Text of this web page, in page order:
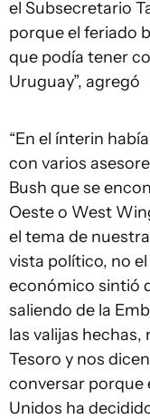
el Subsecretario
porque el feriado
que podía tener
Uruguay”, agregó
“En el ínterin
con varios
Bush que se
Oeste o West
el tema de
vista político, no
económico sintió
saliendo de la
las valijas
Tesoro y nos
conversar porque
Unidos ha